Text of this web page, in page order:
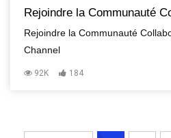
Rejoindre la Communauté
Rejoindre la Communauté
Channel
92K 184